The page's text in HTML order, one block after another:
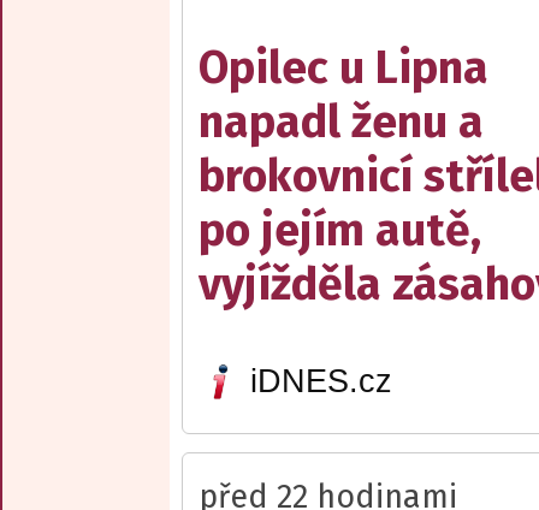
Opilec u Lipna
napadl ženu a
brokovnicí
po jejím autě,
vyjížděla
iDNES.cz
před 22 hodinami